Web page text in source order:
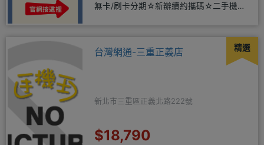
無卡/刷卡分期☆新辦續約攜碼☆二手機買
精選
台灣網通-三重正義店
新北市三重區正義北路222號
$18,790